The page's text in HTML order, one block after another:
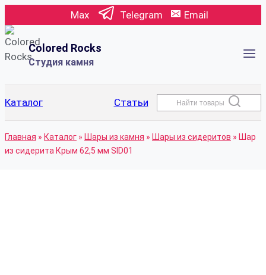
к
содержимому
Max Telegram Email
Colored Rocks
Студия камня
Каталог Статьи Найти товары
Главная » Каталог » Шары из камня » Шары из сидеритов » Шар
из сидерита Крым 62,5 мм SID01